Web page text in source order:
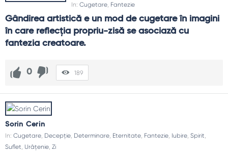
In: Cugetare Fantezie
Gândirea artistică e un mod de cugetare în imagini
în care reflecția propriu-zisă se asociază cu
fantezia creatoare.
0 189
Sorin Cerin
In: Cugetare, Decepție, Determinare, Eternitate, Fantezie, Iubire, Spirit,
Suflet, Urâțenie, Zi